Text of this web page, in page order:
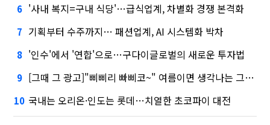
6 '사내 복지=구내 식당'…급식업계, 차별화 경쟁 본격화
7 기획부터 수주까지… 패션업계, AI 시스템화 박차
8 '인수'에서 '연합'으로…구다이글로벌의 새로운 투자법
9 [그때 그 광고]"삐삐리 빠삐코~" 여름이면 생각나는 그 노래
10 국내는 오리온·인도는 롯데…치열한 초코파이 대전